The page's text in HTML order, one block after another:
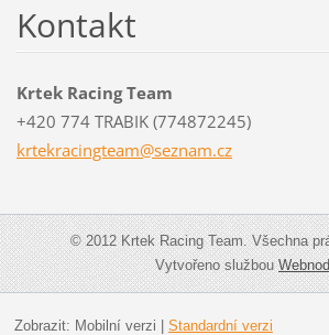
Kontakt
Krtek Racing Team
+420 774 TRABIK (774872245)
krtekracingteam@seznam.cz
© 2012 Krtek Racing Team. Všechna
Vytvořeno službou
Zobrazit: Mobilní verzi Standardní verzi